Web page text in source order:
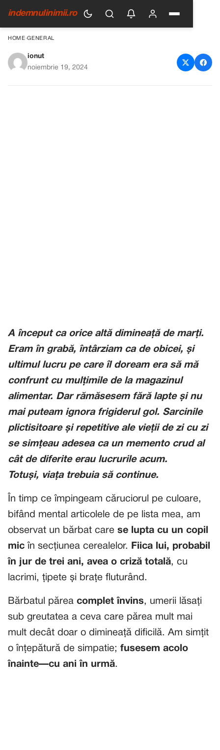
indemnulinimii.ro
HOME›GENERAL
Am vazut bratara fetei mele la
ionut
noiembrie 19, 2024
A început ca orice altă dimineață de marți.
Eram în grabă, întârziam ca de obicei, și
ultimul lucru pe care îl doream era să mă
confrunt cu mulțimile de la magazinul
alimentar. Dar rămăsesem fără lapte și nu
mai puteam ignora frigiderul gol. Sarcinile
plictisitoare și repetitive ale vieții de zi cu zi
se simțeau adesea ca un memento crud al
cât de diferite erau lucrurile acum.
Totuși, viața trebuia să continue.
În timp ce împingeam căruciorul pe culoare,
bifând mental articolele de pe lista mea, am
observat un bărbat care se lupta cu un copil
mic în secțiunea cerealelor.
Fiica lui, probabil
în jur de trei ani, avea o criză totală, cu
lacrimi, țipete și brațe fluturând.
Bărbatul părea complet învins, umerii lăsați
sub greutatea a ceva care părea mult mai
mult decât doar o dimineață dificilă. Am simțit
o înțepătură de simpatie; fusesem acolo
înainte—cu ani în urmă.